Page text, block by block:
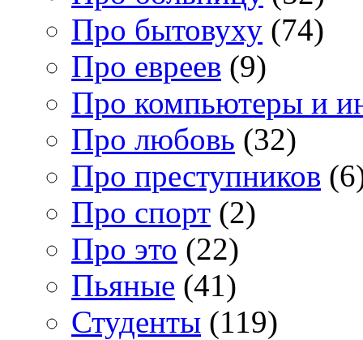
Про бытовуху (74)
Про евреев (9)
Про компьютеры и
Про любовь (32)
Про преступников
Про спорт (2)
Про это (22)
Пьяные (41)
Студенты (119)